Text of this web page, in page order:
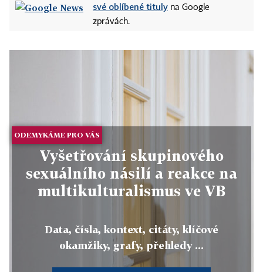
své oblíbené tituly na Google
zprávách.
ODEMYKÁME PRO VÁS
Vyšetřování skupinového
sexuálního násilí a reakce na
multikulturalismus ve VB
Data, čísla, kontext, citáty, klíčové
okamžiky, grafy, přehledy ...